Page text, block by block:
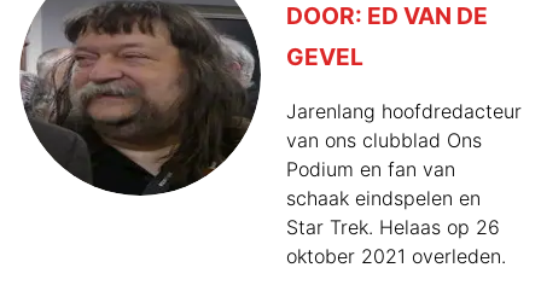
DOOR: ED VAN DE
GEVEL
Jarenlang hoofdredacteur
van ons clubblad Ons
Podium en fan van
schaak eindspelen en
Star Trek. Helaas op 26
oktober 2021 overleden.